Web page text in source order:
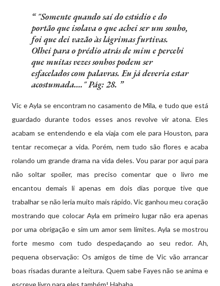
"Somente quando saí do estúdio e do
portão que isolava o que achei ser um sonho,
foi que dei vazão às lágrimas furtivas.
Olhei para o prédio atrás de mim e percebi
que muitas vezes sonhos podem ser
esfacelados com palavras. Eu já deveria estar
acostumada…." Pág: 28.
Vic e Ayla se encontram no casamento de Mila, e tudo que está
guardado durante todos esses anos revolve vir atona. Eles
acabam se entendendo e ela viaja com ele para Houston, para
tentar recomeçar a vida. Porém, nem tudo são flores e acaba
rolando um grande drama na vida deles. Vou parar por aqui para
não soltar spoiler, mas preciso comentar que o livro me
encantou demais li apenas em dois dias porque tive que
trabalhar se não leria muito mais rápido. Vic ganhou meu coração
mostrando que colocar Ayla em primeiro lugar não era apenas
por uma obrigação e sim um amor sem limites. Ayla se mostrou
forte mesmo com tudo despedaçando ao seu redor. Ah,
pequena observação: Os amigos de time de Vic vão arrancar
boas risadas durante a leitura. Quem sabe Fayes não se anima e
escreve livro para eles também! Hahaha.